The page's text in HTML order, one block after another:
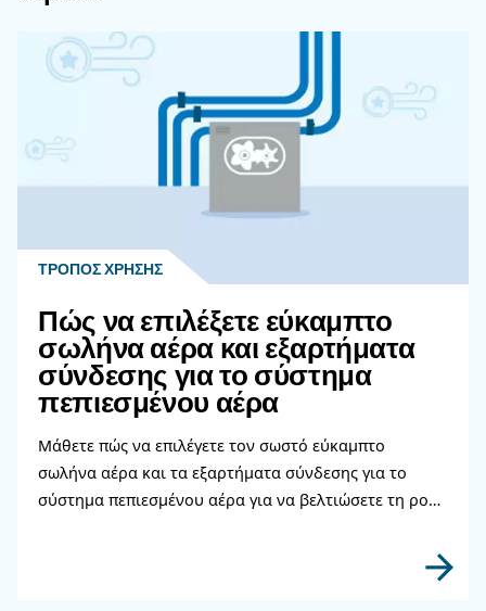
Χρειάζεστε περισσότερες πληροφορίες για τα
μας; Συμπληρώστε αυτή τη φόρμα με όσο το
περισσότερες λεπτομέρειες και οι ειδικοί μας θα
επικοινωνήσουν μαζί σας το συντομότερο
Μάθετε περισσότερα από τους ειδικούς μας!